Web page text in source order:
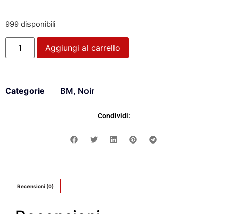
999 disponibili
Aggiungi al carrello
Categorie BM, Noir
Condividi:
Recensioni (0)